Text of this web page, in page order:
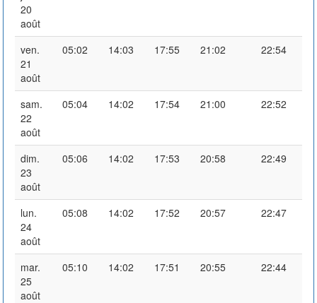
20
août
ven.
21
août
05:02 14:03 17:55 21:02 22:54
sam.
22
août
05:04 14:02 17:54 21:00 22:52
dim.
23
août
05:06 14:02 17:53 20:58 22:49
lun.
24
août
05:08 14:02 17:52 20:57 22:47
mar.
25
août
05:10 14:02 17:51 20:55 22:44